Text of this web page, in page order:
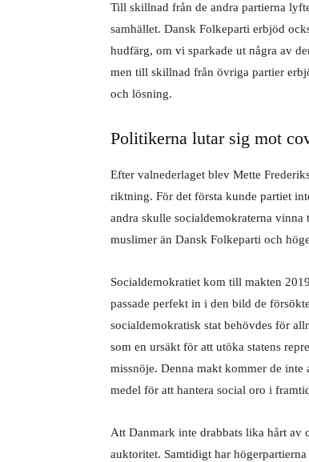
Till skillnad från de andra partierna
samhället. Dansk Folkeparti erbjöd
hudfärg, om vi sparkade ut några av
men till skillnad från övriga partier
och lösning.
Politikerna lutar sig mot
Efter valnederlaget blev Mette
riktning. För det första kunde partiet
andra skulle socialdemokraterna
muslimer än Dansk Folkeparti och
Socialdemokratiet kom till makten
passade perfekt in i den bild de
socialdemokratisk stat behövdes för
som en ursäkt för att utöka statens
missnöje. Denna makt kommer de inte
medel för att hantera social oro i
Att Danmark inte drabbats lika hårt av
auktoritet. Samtidigt har